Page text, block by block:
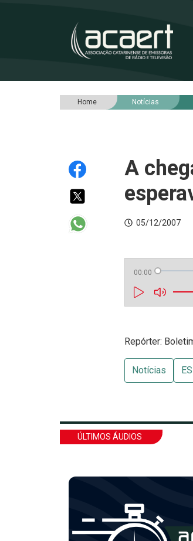
Home Notícias
A
05/12/2007
00:00
Repórter:
Notícias
ÚLTIMOS ÁUDIOS